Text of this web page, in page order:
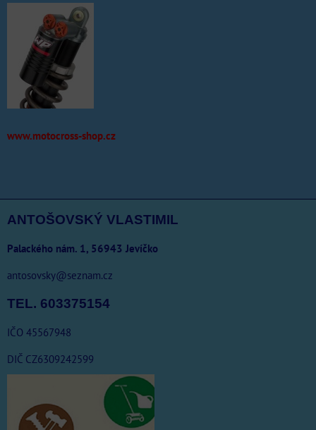
www.motocross-shop.cz
ANTOŠOVSKÝ VLASTIMIL
Palackého nám. 1, 56943 Jevíčko
antosovsky@seznam.cz
TEL. 603375154
IČO 45567948
DIČ CZ6309242599